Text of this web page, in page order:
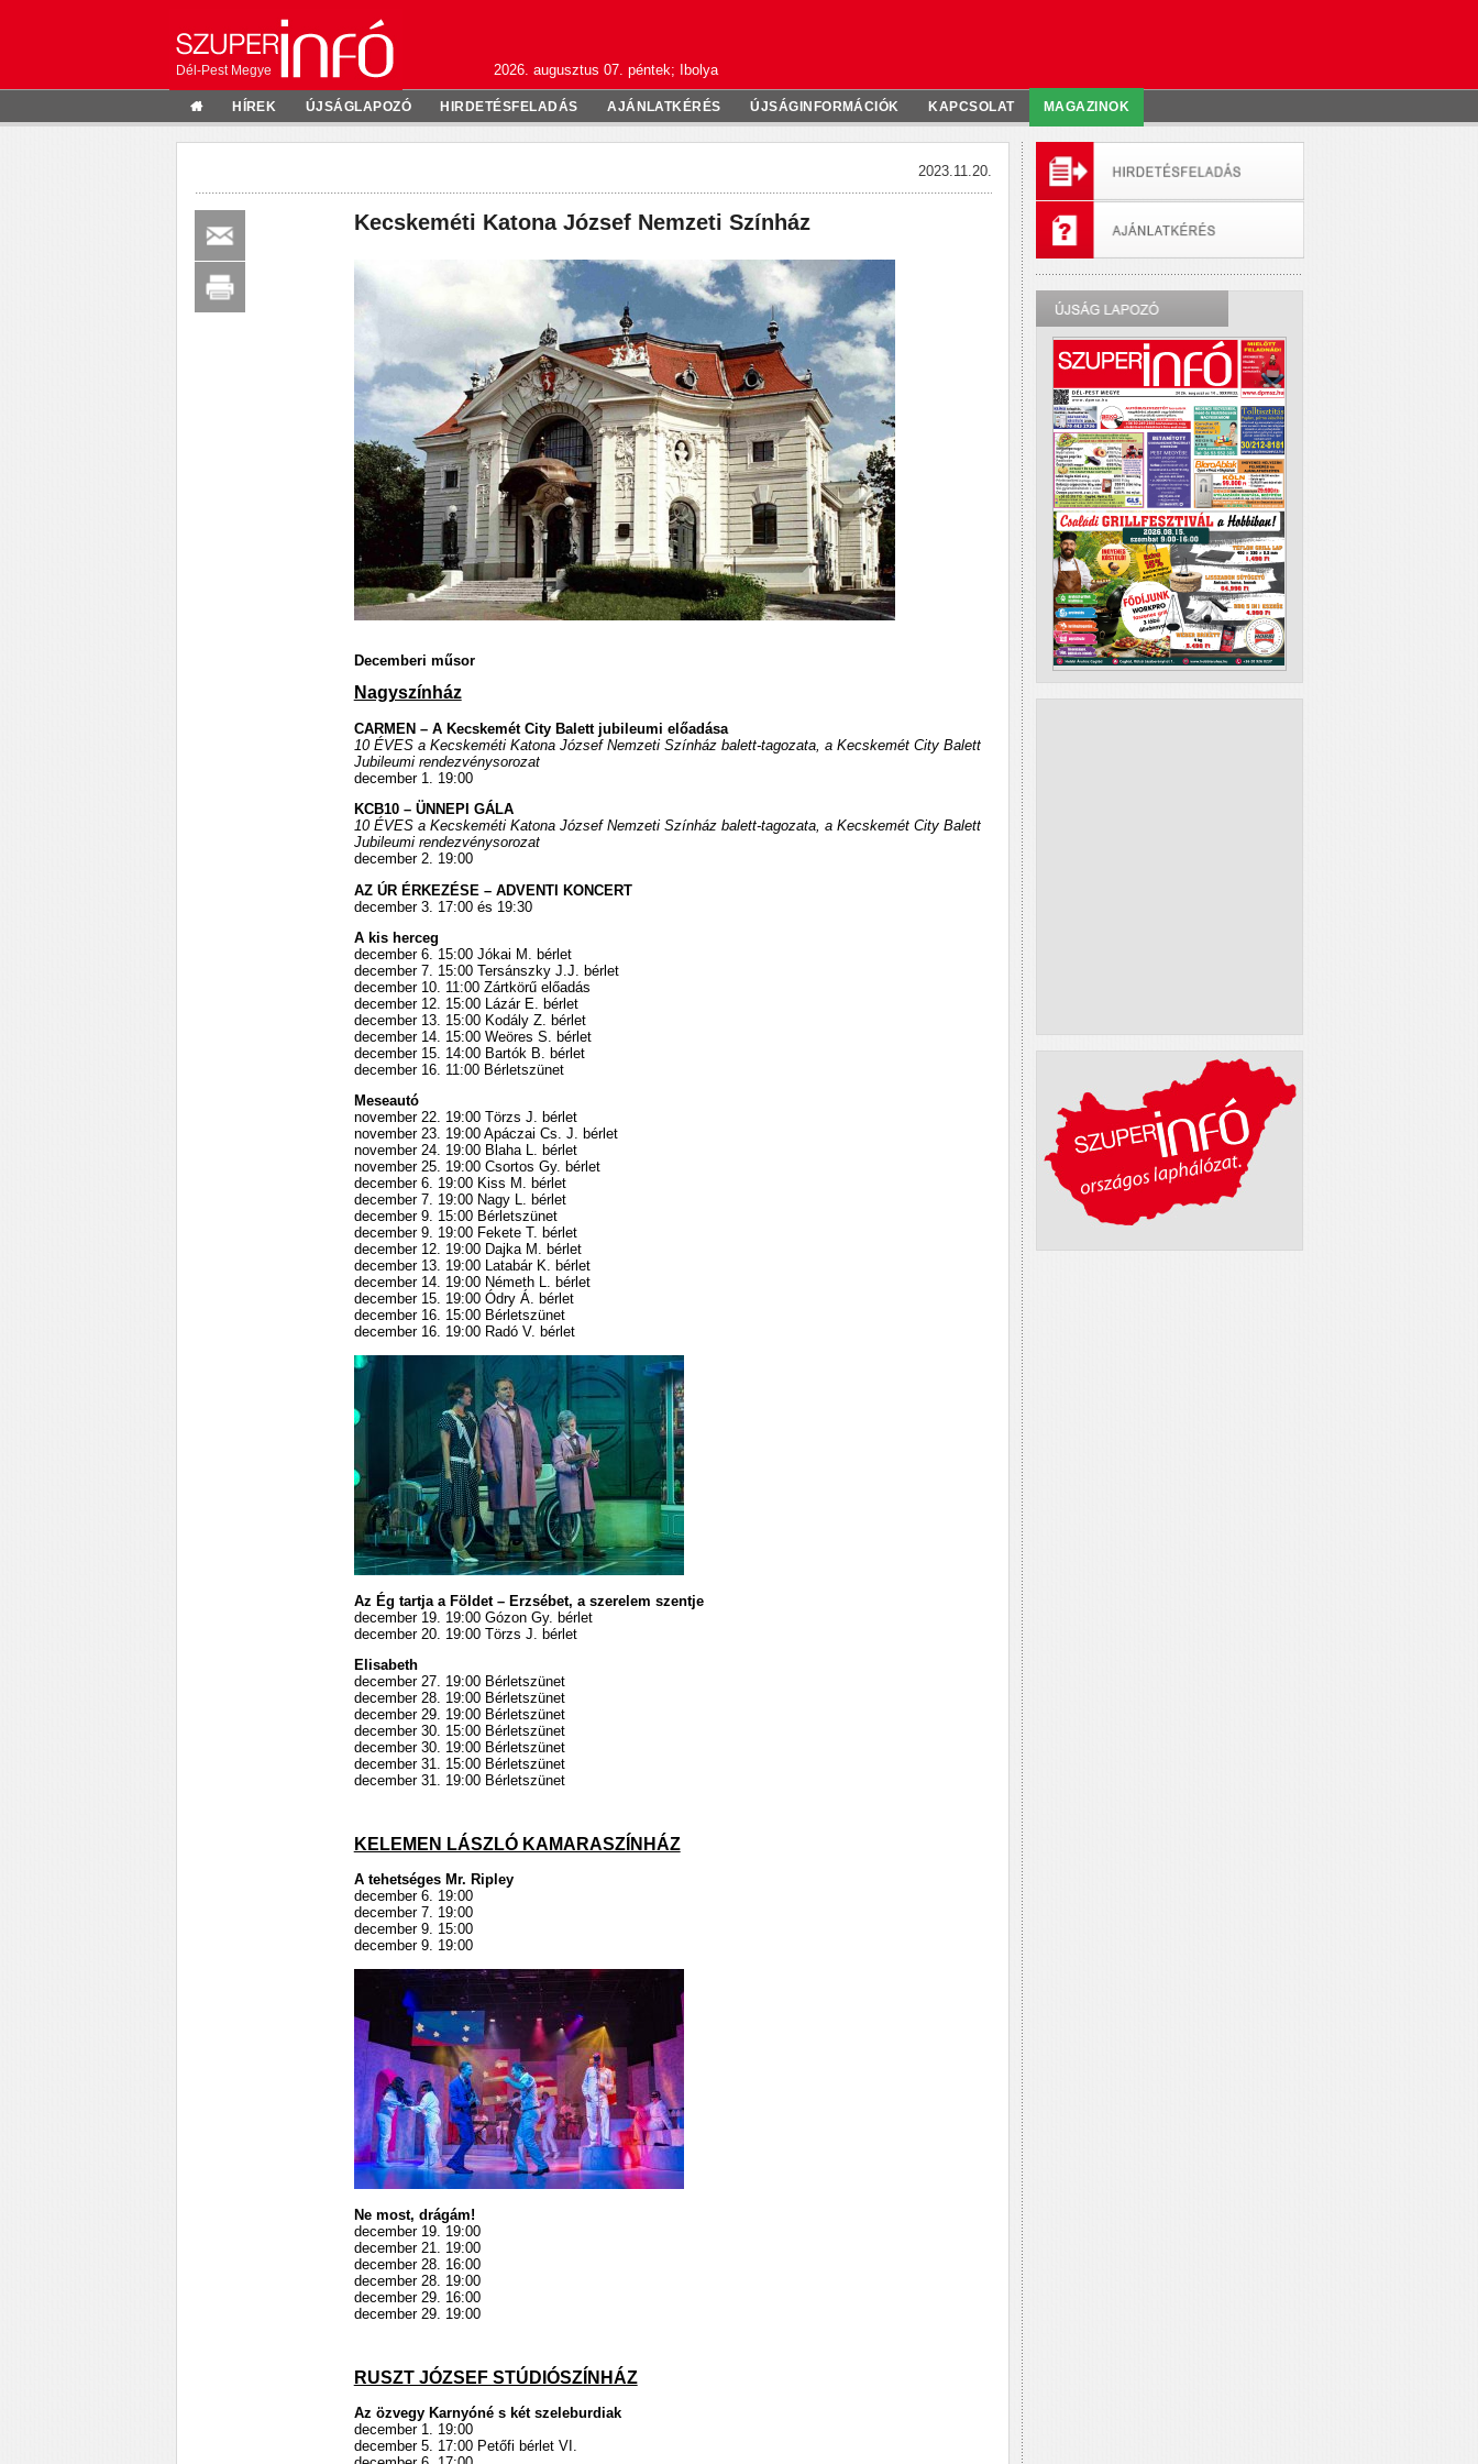
Dél-Pest Megye 2026. augusztus 07. péntek; Ibolya
HÍREK ÚJSÁGLAPOZÓ HIRDETÉSFELADÁS AJÁNLATKÉRÉS ÚJSÁGINFORMÁCIÓK KAPCSOLAT MAGAZINOK
2023.11.20.
Kecskeméti Katona József Nemzeti Színház
Decemberi műsor
Nagyszínház
CARMEN – A Kecskemét City Balett jubileumi előadása
10 ÉVES a Kecskeméti Katona József Nemzeti Színház balett-tagozata, a Kecskemét City Balett
Jubileumi rendezvénysorozat
december 1. 19:00
KCB10 – ÜNNEPI GÁLA
10 ÉVES a Kecskeméti Katona József Nemzeti Színház balett-tagozata, a Kecskemét City Balett
Jubileumi rendezvénysorozat
december 2. 19:00
AZ ÚR ÉRKEZÉSE – ADVENTI KONCERT
december 3. 17:00 és 19:30
A kis herceg
december 6. 15:00 Jókai M. bérlet
december 7. 15:00 Tersánszky J.J. bérlet
december 10. 11:00 Zártkörű előadás
december 12. 15:00 Lázár E. bérlet
december 13. 15:00 Kodály Z. bérlet
december 14. 15:00 Weöres S. bérlet
december 15. 14:00 Bartók B. bérlet
december 16. 11:00 Bérletszünet
Meseautó
november 22. 19:00 Törzs J. bérlet
november 23. 19:00 Apáczai Cs. J. bérlet
november 24. 19:00 Blaha L. bérlet
november 25. 19:00 Csortos Gy. bérlet
december 6. 19:00 Kiss M. bérlet
december 7. 19:00 Nagy L. bérlet
december 9. 15:00 Bérletszünet
december 9. 19:00 Fekete T. bérlet
december 12. 19:00 Dajka M. bérlet
december 13. 19:00 Latabár K. bérlet
december 14. 19:00 Németh L. bérlet
december 15. 19:00 Ódry Á. bérlet
december 16. 15:00 Bérletszünet
december 16. 19:00 Radó V. bérlet
Az Ég tartja a Földet – Erzsébet, a szerelem szentje
december 19. 19:00 Gózon Gy. bérlet
december 20. 19:00 Törzs J. bérlet
Elisabeth
december 27. 19:00 Bérletszünet
december 28. 19:00 Bérletszünet
december 29. 19:00 Bérletszünet
december 30. 15:00 Bérletszünet
december 30. 19:00 Bérletszünet
december 31. 15:00 Bérletszünet
december 31. 19:00 Bérletszünet
KELEMEN LÁSZLÓ KAMARASZÍNHÁZ
A tehetséges Mr. Ripley
december 6. 19:00
december 7. 19:00
december 9. 15:00
december 9. 19:00
Ne most, drágám!
december 19. 19:00
december 21. 19:00
december 28. 16:00
december 28. 19:00
december 29. 16:00
december 29. 19:00
RUSZT JÓZSEF STÚDIÓSZÍNHÁZ
Az özvegy Karnyóné s két szeleburdiak
december 1. 19:00
december 5. 17:00 Petőfi bérlet VI.